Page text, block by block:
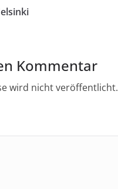
Kommentar
wird nicht veröffentlicht.